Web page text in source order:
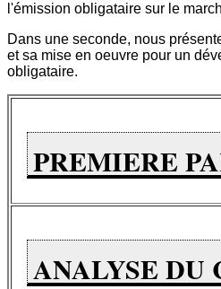
l'émission obligataire sur le
Dans une seconde, nous
et sa mise en oeuvre pour un
obligataire.
PREMIERE
ANALYSE DU